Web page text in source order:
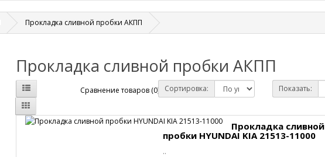
Прокладка сливной пробки АКПП
Прокладка сливной пробки АКПП
Сравнение товаров (0) Сортировка: Показать:
Прокладка сливной
пробки HYUNDAI KIA 21513-11000
..